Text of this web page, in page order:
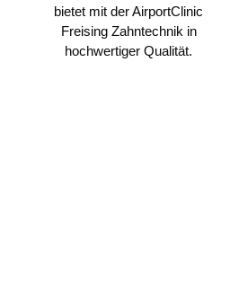
bietet mit der AirportClinic
Freising Zahntechnik in
hochwertiger Qualität.